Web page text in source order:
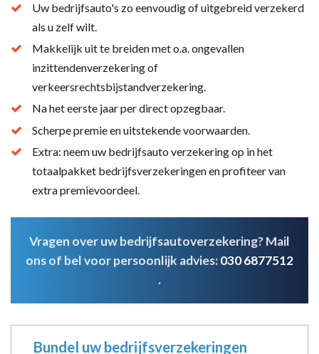
Uw bedrijfsauto's zo eenvoudig of uitgebreid verzekerd
als u zelf wilt.
Makkelijk uit te breiden met o.a. ongevallen
inzittendenverzekering of
verkeersrechtsbijstandverzekering.
Na het eerste jaar per direct opzegbaar.
Scherpe premie en uitstekende voorwaarden.
Extra: neem uw bedrijfsauto verzekering op in het
totaalpakket bedrijfsverzekeringen en profiteer van
extra premievoordeel.
Vragen over uw bedrijfsautoverzekering? Mail
ons of bel voor persoonlijk advies:030 6877512
.
Bundel uw bedrijfsverzekeringen